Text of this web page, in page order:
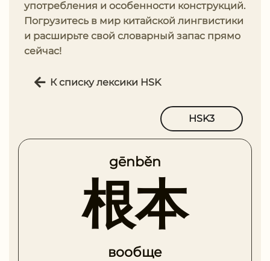
употребления и особенности конструкций.
Погрузитесь в мир китайской лингвистики
и расширьте свой словарный запас прямо
сейчас!
К списку лексики HSK
HSK3
gēnběn
根本
вообще